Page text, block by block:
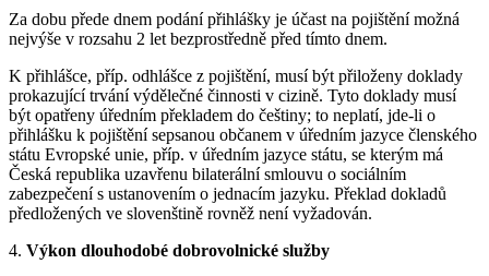
Za dobu přede dnem podání přihlášky je účast na pojištění možná
nejvýše v rozsahu 2 let bezprostředně před tímto dnem.
K přihlášce, příp. odhlášce z pojištění, musí být přiloženy doklady
prokazující trvání výdělečné činnosti v cizině. Tyto doklady musí
být opatřeny úředním překladem do češtiny; to neplatí, jde-li o
přihlášku k pojištění sepsanou občanem v úředním jazyce členského
státu Evropské unie, příp. v úředním jazyce státu, se kterým má
Česká republika uzavřenu bilaterální smlouvu o sociálním
zabezpečení s ustanovením o jednacím jazyku. Překlad dokladů
předložených ve slovenštině rovněž není vyžadován.
4. Výkon dlouhodobé dobrovolnické služby